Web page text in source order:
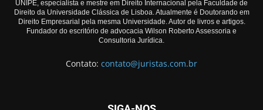
UNIPÊ, especialista e mestre em Direito Internacional pela Faculdade de
Direito da Universidade Clássica de Lisboa. Atualmente é Doutorando em
Direito Empresarial pela mesma Universidade. Autor de livros e artigos.
Fundador do escritório de advocacia Wilson Roberto Assessoria e
Consultoria Jurídica.
Contato: contato@juristas.com.br